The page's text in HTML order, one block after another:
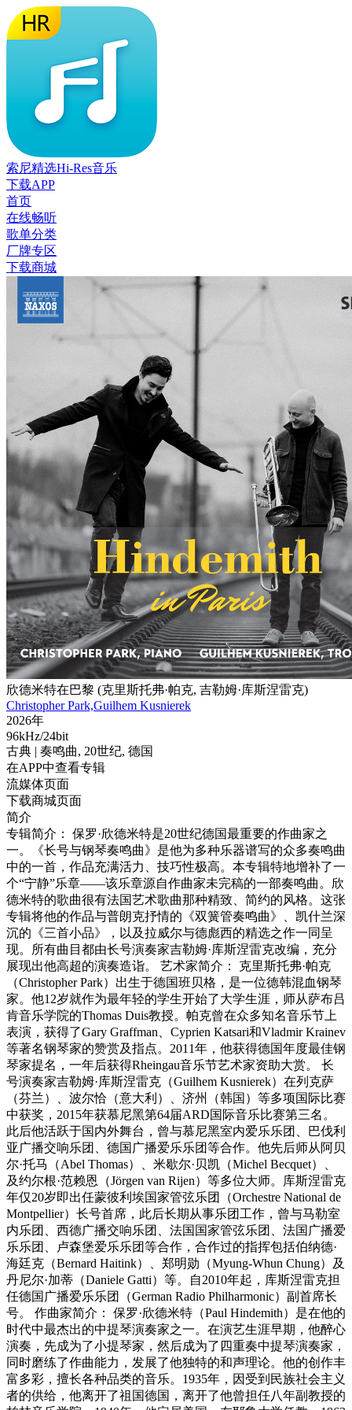
索尼精选Hi-Res音乐
下载APP
首页
在线畅听
歌单分类
厂牌专区
下载商城
欣德米特在巴黎 (克里斯托弗·帕克, 吉勒姆·库斯涅雷克)
Christopher Park,Guilhem Kusnierek
2026年
96kHz/24bit
古典 | 奏鸣曲, 20世纪, 德国
在APP中查看专辑
流媒体页面
下载商城页面
简介
专辑简介： 保罗·欣德米特是20世纪德国最重要的作曲家之
一。《长号与钢琴奏鸣曲》是他为多种乐器谱写的众多奏鸣曲
中的一首，作品充满活力、技巧性极高。本专辑特地增补了一
个“宁静”乐章——该乐章源自作曲家未完稿的一部奏鸣曲。欣
德米特的歌曲很有法国艺术歌曲那种精致、简约的风格。这张
专辑将他的作品与普朗克抒情的《双簧管奏鸣曲》、凯什兰深
沉的《三首小品》，以及拉威尔与德彪西的精选之作一同呈
现。所有曲目都由长号演奏家吉勒姆·库斯涅雷克改编，充分
展现出他高超的演奏造诣。 艺术家简介： 克里斯托弗·帕克
（Christopher Park）出生于德国班贝格，是一位德韩混血钢琴
家。他12岁就作为最年轻的学生开始了大学生涯，师从萨布吕
肯音乐学院的Thomas Duis教授。帕克曾在众多知名音乐节上
表演，获得了Gary Graffman、Cyprien Katsari和Vladmir Krainev
等著名钢琴家的赞赏及指点。2011年，他获得德国年度最佳钢
琴家提名，一年后获得Rheingau音乐节艺术家资助大赏。 长
号演奏家吉勒姆·库斯涅雷克（Guilhem Kusnierek）在列克萨
（芬兰）、波尔恰（意大利）、济州（韩国）等多项国际比赛
中获奖，2015年获慕尼黑第64届ARD国际音乐比赛第三名。
此后他活跃于国内外舞台，曾与慕尼黑室内爱乐乐团、巴伐利
亚广播交响乐团、德国广播爱乐乐团等合作。他先后师从阿贝
尔·托马（Abel Thomas）、米歇尔·贝凯（Michel Becquet）、
及约尔根·范赖恩（Jörgen van Rijen）等多位大师。库斯涅雷克
年仅20岁即出任蒙彼利埃国家管弦乐团（Orchestre National de
Montpellier）长号首席，此后长期从事乐团工作，曾与马勒室
内乐团、西德广播交响乐团、法国国家管弦乐团、法国广播爱
乐乐团、卢森堡爱乐乐团等合作，合作过的指挥包括伯纳德·
海廷克（Bernard Haitink）、郑明勋（Myung-Whun Chung）及
丹尼尔·加蒂（Daniele Gatti）等。自2010年起，库斯涅雷克担
任德国广播爱乐乐团（German Radio Philharmonic）副首席长
号。 作曲家简介： 保罗·欣德米特（Paul Hindemith）是在他的
时代中最杰出的中提琴演奏家之一。在演艺生涯早期，他醉心
演奏，先成为了小提琴家，然后成为了四重奏中提琴演奏家，
同时磨练了作曲能力，发展了他独特的和声理论。他的创作丰
富多彩，擅长各种品类的音乐。1935年，因受到民族社会主义
者的供给，他离开了祖国德国，离开了他曾担任八年副教授的